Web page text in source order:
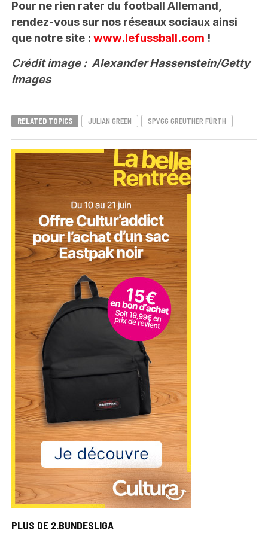
Pour ne rien rater du football Allemand,
rendez-vous sur nos réseaux sociaux ainsi
que notre site : www.lefussball.com !
Crédit image : Alexander Hassenstein/Getty
Images
RELATED TOPICS JULIAN GREEN SPVGG GREUTHER FÜRTH
PLUS DE 2.BUNDESLIGA